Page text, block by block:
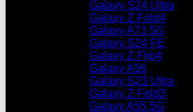
Galaxy S24 Ultra
Galaxy Z Fold4
Galaxy A73 5G
Galaxy S24 FE
Galaxy Z Flip4
Galaxy A56
Galaxy S23 Ultra
Galaxy Z Fold3
Galaxy A55 5G